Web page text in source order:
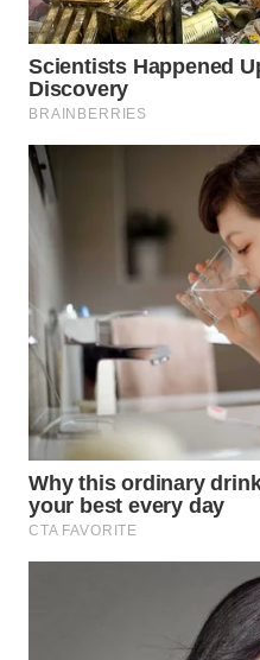
WN
MADURA
WN
SURABAYA
BINTAN
WN
MANDALIKA
WN
LIKUPANG
WN
LABUANBAJO